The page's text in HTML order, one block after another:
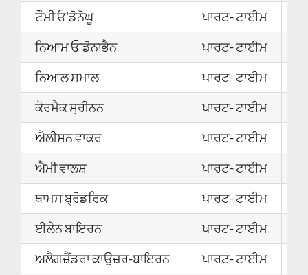
ਟੌਮੀ ਓ'ਡੋਨੋਘੂ
ਪਾਰਟ- ਟਾਈਮ
ਨਿਆਮ ਓ'ਡੋਨਾਭੈਨ
ਪਾਰਟ- ਟਾਈਮ
ਨਿਆਲ ਸਮਾਲ
ਪਾਰਟ- ਟਾਈਮ
ਕੋਰਮੈਕ ਸ੍ਰੀਨਨ
ਪਾਰਟ- ਟਾਈਮ
ਐਲੀਸਨ ਵਾਕਰ
ਪਾਰਟ- ਟਾਈਮ
ਐਮੀ ਵਾਲਸ਼
ਪਾਰਟ- ਟਾਈਮ
ਥਾਮਸ ਬ੍ਰੋਡਰਿਕ
ਪਾਰਟ- ਟਾਈਮ
ਈਲੇਨ ਬਾਇਰਨ
ਪਾਰਟ- ਟਾਈਮ
ਅਲੈਗਜ਼ੈਂਡਰਾ ਕਾਉਜ਼ਰ-ਬਾਇਰਨ
ਪਾਰਟ- ਟਾਈਮ